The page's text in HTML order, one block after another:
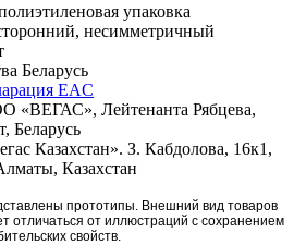
упаковка
несимметричный
Беларусь
EAC
«ВЕГАС», Лейтенанта Рябцева,
Беларусь
Казахстан». З. Кабдолова, 16к1,
Казахстан
прототипы. Внешний вид товаров
отличаться от иллюстраций с сохранением
свойств.